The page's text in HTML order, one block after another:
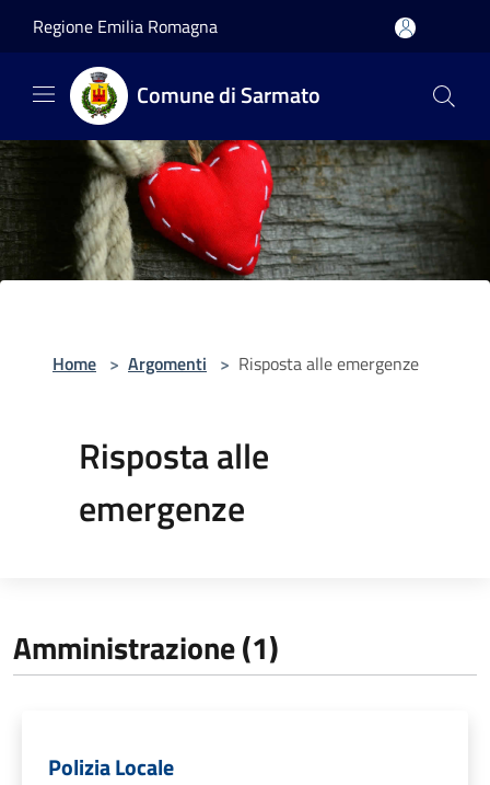
Regione Emilia Romagna
Comune di Sarmato
Home > Argomenti > Risposta alle emergenze
Risposta alle
emergenze
Amministrazione (1)
Polizia Locale